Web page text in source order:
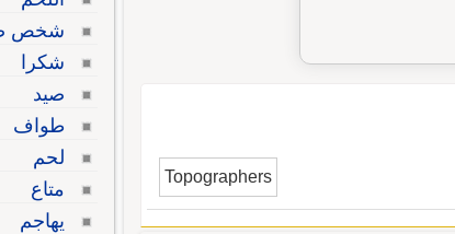
Topographers
شخص
شكرا
صيد
طواف
لحم
متاع
يهاجم